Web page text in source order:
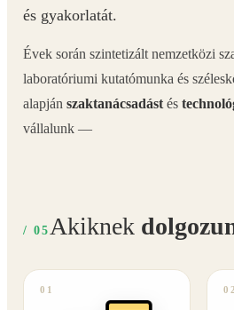
és gyakorlatát.
Évek során szintetizált nemzetközi
laboratóriumi kutatómunka és
alapján szaktanácsadást és
vállalunk —
/ 05 Akiknek
01 02